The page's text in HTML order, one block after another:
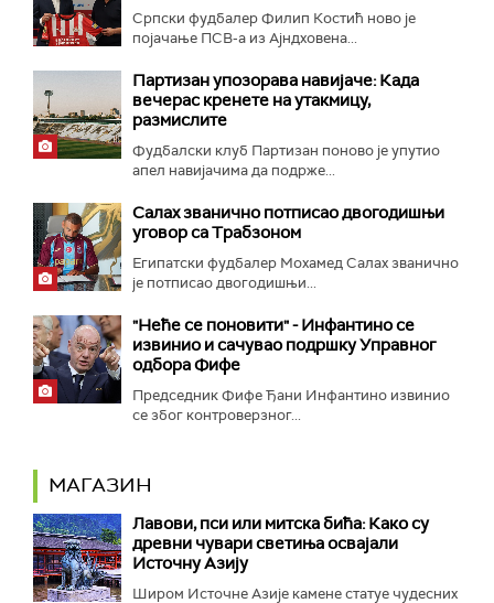
Српски фудбалер Филип Костић ново је
појачање ПСВ-а из Ајндховена...
Партизан упозорава навијаче: Када
вечерас кренете на утакмицу,
размислите
Фудбалски клуб Партизан поново је упутио
апел навијачима да подрже...
Салах званично потписао двогодишњи
уговор са Трабзоном
Египатски фудбалер Мохамед Салах званично
је потписао двогодишњи...
"Неће се поновити" - Инфантино се
извинио и сачувао подршку Управног
одбора Фифе
Председник Фифе Ђани Инфантино извинио
се због контроверзног...
МАГАЗИН
Лавови, пси или митска бића: Како су
древни чувари светиња освајали
Источну Азију
Широм Источне Азије камене статуе чудесних